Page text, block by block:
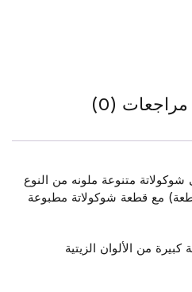
مراجعات (0)
متنوعة ملونه من النوع
– 0.93 كجم (101 قطعة) مع قطعة شوكولاتة مطبوعة
من الألوان الزيتية